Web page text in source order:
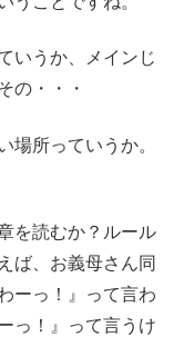
いうか、メインじ
の・・・
場所っていうか。
を読むか？ルール
ば、お義母さん同
ーっ！』って言わ
っ！』って言うけ